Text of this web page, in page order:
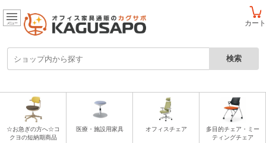
カート
メニュー
☆お急ぎの方へ☆コ
クヨの短納期商品
医療・施設用家具 オフィスチェア
多目的チェア・ミー
ティングチェア